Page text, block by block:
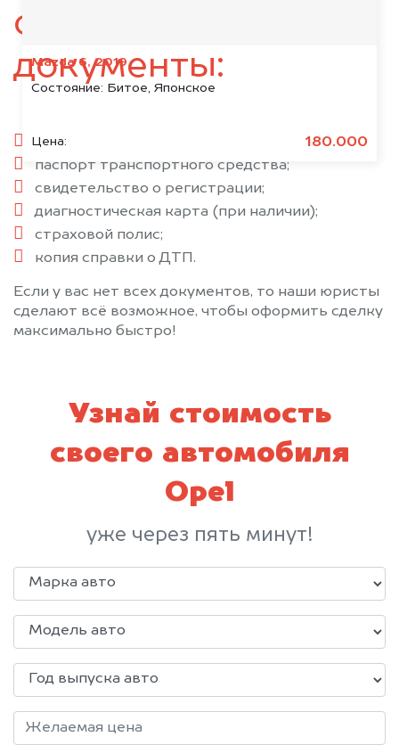
Mazda 6, 2019
Состояние: Битое, Японское
Цена: 180.000
следующие
документы:
паспорт гражданина РФ;
паспорт транспортного средства;
свидетельство о регистрации;
диагностическая карта (при наличии);
страховой полис;
копия справки о ДТП.
Если у вас нет всех документов, то наши юристы
сделают всё возможное, чтобы оформить сделку
максимально быстро!
Узнай стоимость
своего автомобиля
Opel
уже через пять минут!